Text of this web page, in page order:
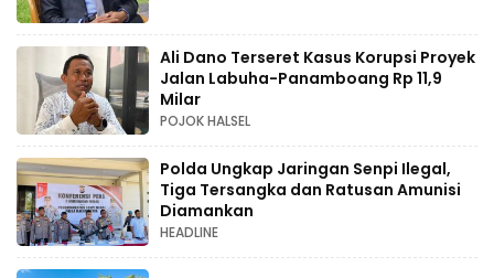
Ali Dano Terseret Kasus Korupsi Proyek
Jalan Labuha-Panamboang Rp 11,9
Milar
POJOK HALSEL
Polda Ungkap Jaringan Senpi Ilegal,
Tiga Tersangka dan Ratusan Amunisi
Diamankan
HEADLINE